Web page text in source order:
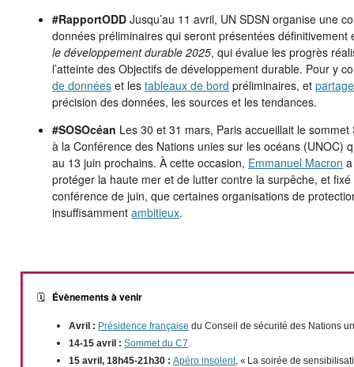
#RapportODD Jusqu’au 11 avril, UN SDSN organise une
données préliminaires qui seront présentées
le développement durable 2025, qui évalue les progrès
l’atteinte des Objectifs de développement durable. Pour y
de données et les tableaux de bord préliminaires, et
précision des données, les sources et les tendances.
#SOSOcéan Les 30 et 31 mars, Paris accueillait le
à la Conférence des Nations unies sur les océans (UNOC)
au 13 juin prochains. À cette occasion, Emmanuel Macron
protéger la haute mer et de lutter contre la surpêche, et fixé
conférence de juin, que certaines organisations de
insuffisamment ambitieux.
🗓️ Évènements à venir
Avril : Présidence française du Conseil de sécurité des Nations
14-15 avril : Sommet du C7.
15 avril, 18h45-21h30 : Apéro insolent, « La soirée de